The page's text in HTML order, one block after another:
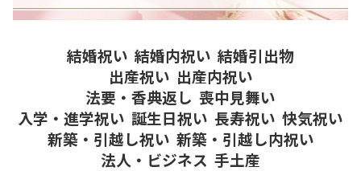
結婚祝い 結婚内祝い 結婚引出物
出産祝い 出産内祝い
法要・香典返し 喪中見舞い
入学・進学祝い 誕生日祝い 長寿祝い 快気祝い
新築・引越し祝い 新築・引越し内祝い
法人・ビジネス 手土産